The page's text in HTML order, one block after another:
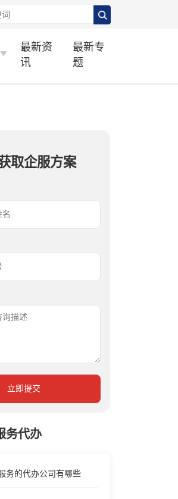
最新资
讯
最新专
题
取企服方案
立即提交
务代办
务的代办公司有哪些